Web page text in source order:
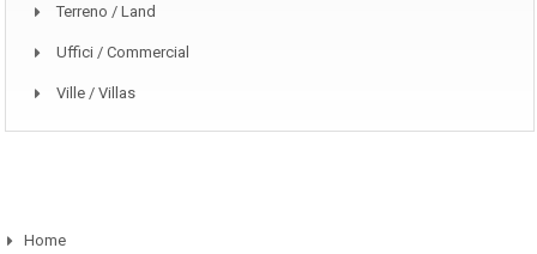
Terreno / Land
Uffici / Commercial
Ville / Villas
Home